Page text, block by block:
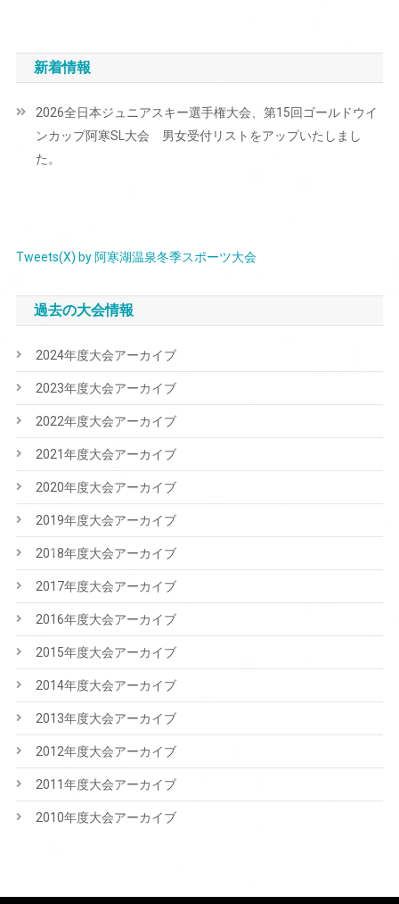
ナ
ビ
ゲ
ー
ン
新着情報
2026全日本ジュニアスキー選手権大会、第15回ゴールドウイ
ンカップ阿寒SL大会 男女受付リストをアップいたしまし
た。
Tweets(X) by 阿寒湖温泉冬季スポーツ大会
過去の大会情報
2024年度大会アーカイブ
2023年度大会アーカイブ
2022年度大会アーカイブ
2021年度大会アーカイブ
2020年度大会アーカイブ
2019年度大会アーカイブ
2018年度大会アーカイブ
2017年度大会アーカイブ
2016年度大会アーカイブ
2015年度大会アーカイブ
2014年度大会アーカイブ
2013年度大会アーカイブ
2012年度大会アーカイブ
2011年度大会アーカイブ
2010年度大会アーカイブ